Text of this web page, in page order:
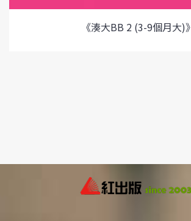
《湊大BB 2 (3-9個月大)》